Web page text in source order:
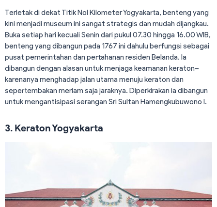
Terletak di dekat Titik Nol Kilometer Yogyakarta, benteng yang
kini menjadi museum ini sangat strategis dan mudah dijangkau.
Buka setiap hari kecuali Senin dari pukul 07.30 hingga 16.00 WIB,
benteng yang dibangun pada 1767 ini dahulu berfungsi sebagai
pusat pemerintahan dan pertahanan residen Belanda. Ia
dibangun dengan alasan untuk menjaga keamanan keraton–
karenanya menghadap jalan utama menuju keraton dan
sepertembakan meriam saja jaraknya. Diperkirakan ia dibangun
untuk mengantisipasi serangan Sri Sultan Hamengkubuwono I.
3. Keraton Yogyakarta